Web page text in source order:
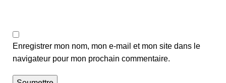
Enregistrer mon nom, mon e-mail et mon site dans le
navigateur pour mon prochain commentaire.